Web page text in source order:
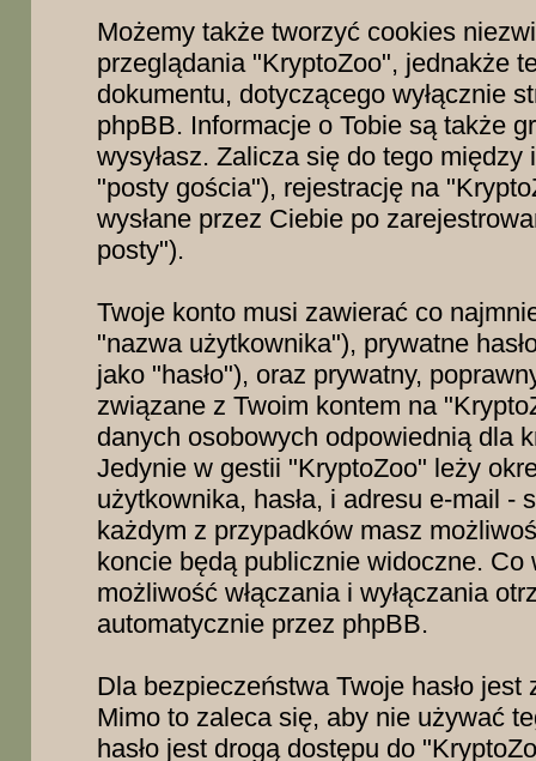
Możemy także tworzyć cookies
przeglądania "KryptoZoo", jednakże
dokumentu, dotyczącego wyłącznie
phpBB. Informacje o Tobie są także
wysyłasz. Zalicza się do tego
"posty gościa"), rejestrację na
wysłane przez Ciebie po
posty").
Twoje konto musi zawierać co
"nazwa użytkownika"), prywatne
jako "hasło"), oraz prywatny,
związane z Twoim kontem na
danych osobowych odpowiednią dla
Jedynie w gestii "KryptoZoo" leży
użytkownika, hasła, i adresu e-mail
każdym z przypadków masz
koncie będą publicznie widoczne.
możliwość włączania i wyłączania
automatycznie przez phpBB.
Dla bezpieczeństwa Twoje hasło
Mimo to zaleca się, aby nie używać
hasło jest drogą dostępu do